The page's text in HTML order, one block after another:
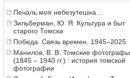
Печаль моя небезутешна…
Зильберман, Ю. Я. Культура и быт
старого Томска
Победа. Связь времен. 1945–2025
Манилов, В. В. Томские фотографы
(1845 – 1940 гг.) : история томской
фотографии